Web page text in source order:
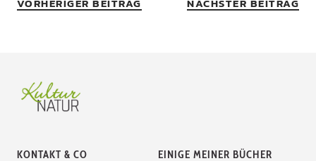
KONTAKT & CO EINIGE MEINER BÜCHER